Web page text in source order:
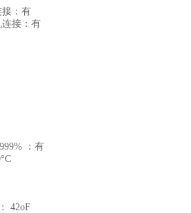
接：有
连接：有
：有
42oF